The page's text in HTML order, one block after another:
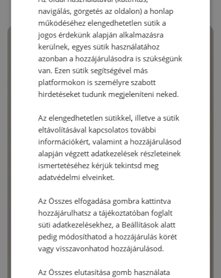
navigálás, görgetés az oldalon) a honlap
működéséhez elengedhetetlen sütik a
jogos érdekünk alapján alkalmazásra
kerülnek, egyes sütik használatához
azonban a hozzájárulásodra is szükségünk
van. Ezen sütik segítségével más
platformokon is személyre szabott
hirdetéseket tudunk megjeleníteni neked.
Az elengedhetetlen sütikkel, illetve a sütik
eltávolításával kapcsolatos további
információkért, valamint a hozzájárulásod
alapján végzett adatkezelések részleteinek
ismertetéséhez kérjük tekintsd meg
adatvédelmi elveinket.
Az Összes elfogadása gombra kattintva
hozzájárulhatsz a tájékoztatóban foglalt
süti adatkezelésekhez, a Beállítások alatt
pedig módosíthatod a hozzájárulás körét
vagy visszavonhatod hozzájárulásod.
Az Összes elutasítása gomb használata